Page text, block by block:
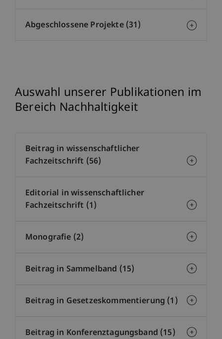
Abgeschlossene Projekte (31)
Auswahl unserer Publikationen im
Bereich Nachhaltigkeit
Beitrag in wissenschaftlicher
Fachzeitschrift (56)
Editorial in wissenschaftlicher
Fachzeitschrift (1)
Monografie (2)
Beitrag in Sammelband (15)
Beitrag in Gesetzeskommentierung (1)
Beitrag in Konferenztagungsband (15)